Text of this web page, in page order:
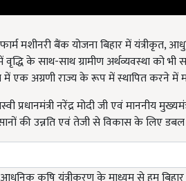
के साथ-साथ ग्रामीण अर्थव्यवस्था को भी
में एक अग्रणी राज्य के रूप में स्थापित करने में
प्रधानमंत्री नरेंद्र मोदी जी एवं माननीय
की उन्नति एवं तेजी से विकास के लिए डबल
खड़ी है—उनकी जरूरत, उनकी मेहनत और
आधुनिक कृषि यंत्रीकरण के माध्यम से हम